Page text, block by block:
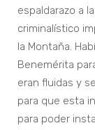
espaldarazo a
criminalístico
la Montaña.
Benemérita
eran fluidas y
para que esta
para poder